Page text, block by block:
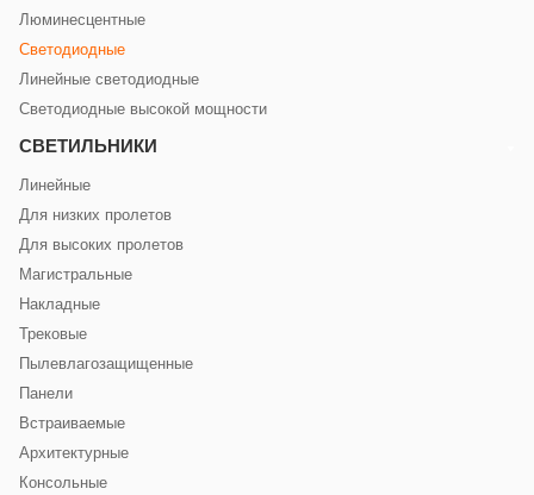
Люминесцентные
Светодиодные
Линейные светодиодные
Светодиодные высокой мощности
СВЕТИЛЬНИКИ
Линейные
Для низких пролетов
Для высоких пролетов
Магистральные
Накладные
Трековые
Пылевлагозащищенные
Панели
Встраиваемые
Архитектурные
Консольные